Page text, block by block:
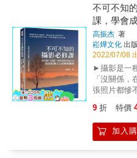
利時魯汶大
「即使攝相
是不可動搖
快門的控制
樣是一扇無
在揭開之前
將結束的邊
不可見的雙
把它作為一
Sepp，捷克
書以現象學
人攝影界長
特的銀鹽化
與驚喜，讓
擁抱這項慢技藝／記
Youtuber王
比」（
出一百個底
片攝影的朋
成深深著迷。 & 「哈囉！我是Kai
那個喜歡相
Youtuber。
這本《老派
大家分享。
片，這本書就
不可不知
課，學會
的瞬間藝術
高振杰 著
崧燁文化 出版
2022/07/08
►攝影是一種享受◄ ◎不
「沒關係，在我
張照片都慘不
過實例的主
★本書是攝
★ &bull;培養拍攝者的審美，揭露攝影的祕密
9 折 特價
加入